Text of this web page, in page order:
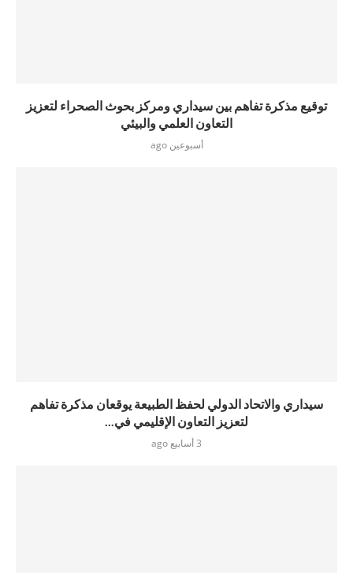
توقيع مذكرة تفاهم بين سيداري ومركز بحوث الصحراء لتعزيز
التعاون العلمي والبيئي
أسبوعين ago
سيداري والاتحاد الدولي لحفظ الطبيعة يوقعان مذكرة تفاهم
لتعزيز التعاون الإقليمي في...
3 أسابيع ago